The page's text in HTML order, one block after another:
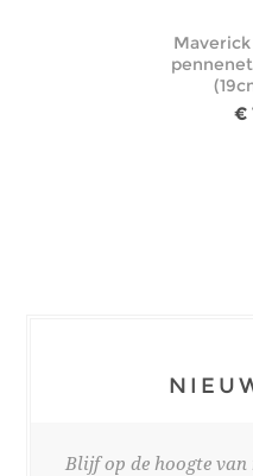
€
Blijf op de hoogte van